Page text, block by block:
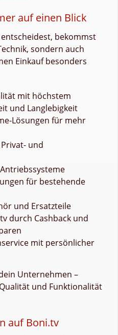
auf einen Blick
bekommst
sondern auch
Einkauf besonders
mit höchstem
und Langlebigkeit
Lösungen für mehr
und
für bestehende
und Ersatzteile
durch Cashback und
mit persönlicher
Unternehmen –
und Funktionalität
auf Boni.tv